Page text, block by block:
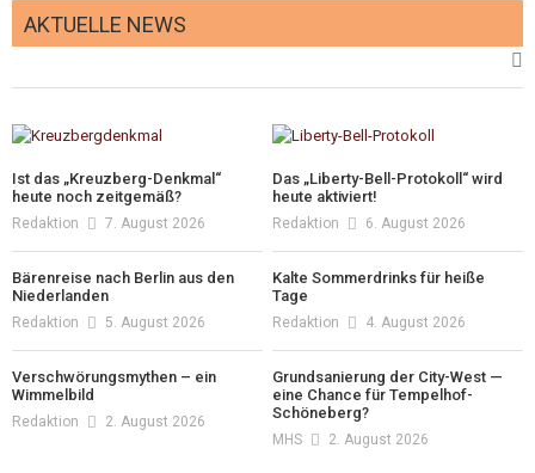
AKTUELLE NEWS
Ist das „Kreuzberg-Denkmal“
heute noch zeitgemäß?
Redaktion 7. August 2026
Das „Liberty-Bell-Protokoll“ wird
heute aktiviert!
Redaktion 6. August 2026
Bärenreise nach Berlin aus den
Niederlanden
Redaktion 5. August 2026
Kalte Sommerdrinks für heiße
Tage
Redaktion 4. August 2026
Verschwörungsmythen – ein
Wimmelbild
Redaktion 2. August 2026
Grundsanierung der City-West —
eine Chance für Tempelhof-
Schöneberg?
MHS 2. August 2026